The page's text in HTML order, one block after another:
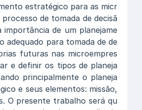
estratégico para as micr
de tomada de decisã
importância de um planejame
adequado para tomada de de
futuras nas microempres
e definir os tipos de planeja
principalmente o planeja
e seus elementos: missão,
O presente trabalho será qu